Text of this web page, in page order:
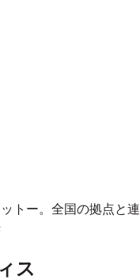
トー。全国の拠点と連
ス